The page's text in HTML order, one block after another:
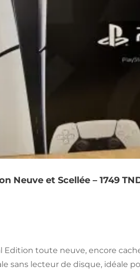
Neuve et Scellée – 1749
Edition toute neuve, encore
sans lecteur de disque, idéale